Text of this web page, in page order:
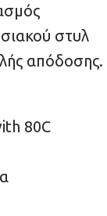
στυλ
απόδοσης.
80C